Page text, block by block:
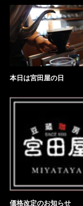
本日は宮田屋の日
価格改定のお知らせ